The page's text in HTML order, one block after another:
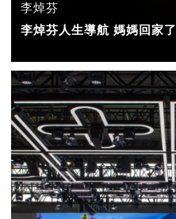
李焯芬
李焯芬人生導航 媽媽回家了